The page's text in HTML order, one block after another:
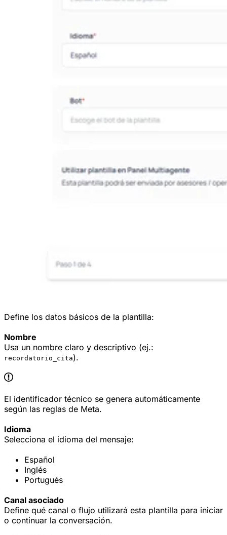
Define los datos básicos de la plantilla:
Nombre
Usa un nombre claro y descriptivo (ej.:
recordatorio_cita).
El identificador técnico se genera automáticamente
según las reglas de Meta.
Idioma
Selecciona el idioma del mensaje:
Español
Inglés
Portugués
Canal asociado
Define qué canal o flujo utilizará esta plantilla para iniciar
o continuar la conversación.